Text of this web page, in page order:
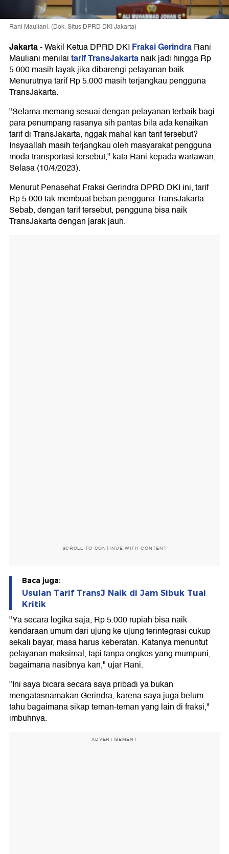
Rani Mauliani. (Dok. Situs DPRD DKI Jakarta)
Jakarta-Wakil Ketua DPRD DKIFraksi GerindraRani
Mauliani menilaitarif TransJakartanaik jadi hingga Rp
5.000 masih layak jika dibarengi pelayanan baik.
Menurutnya tarif Rp 5.000 masih terjangkau pengguna
TransJakarta.
"Selama memang sesuai dengan pelayanan terbaik bagi
para penumpang rasanya sih pantas bila ada kenaikan
tarif di TransJakarta, nggak mahal kan tarif tersebut?
Insyaallah masih terjangkau oleh masyarakat pengguna
moda transportasi tersebut," kata Rani kepada wartawan,
Selasa (10/4/2023).
Menurut Penasehat Fraksi Gerindra DPRD DKI ini, tarif
Rp 5.000 tak membuat beban pengguna TransJakarta.
Sebab, dengan tarif tersebut, pengguna bisa naik
TransJakarta dengan jarak jauh.
SCROLL TO CONTINUE WITH CONTENT
Baca juga:
Usulan Tarif TransJ Naik di Jam Sibuk Tuai
Kritik
"Ya secara logika saja, Rp 5.000 rupiah bisa naik
kendaraan umum dari ujung ke ujung terintegrasi cukup
sekali bayar, masa harus keberatan. Katanya menuntut
pelayanan maksimal, tapi tanpa ongkos yang mumpuni,
bagaimana nasibnya kan," ujar Rani.
"Ini saya bicara secara saya pribadi ya bukan
mengatasnamakan Gerindra, karena saya juga belum
tahu bagaimana sikap teman-teman yang lain di fraksi,"
imbuhnya.
ADVERTISEMENT